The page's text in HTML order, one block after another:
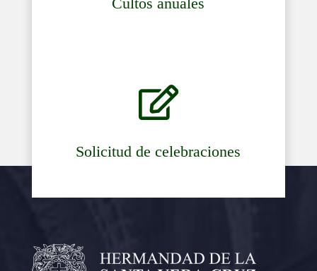

Solicitud de celebraciones